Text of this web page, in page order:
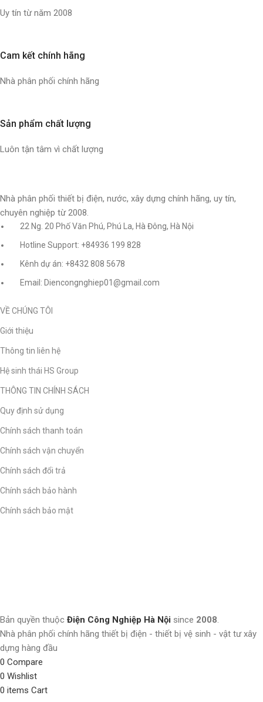
Uy tín từ năm 2008
Cam kết chính hãng
Nhà phân phối chính hãng
Sản phẩm chất lượng
Luôn tận tâm vì chất lượng
Nhà phân phối thiết bị điện, nước, xây dựng chính hãng, uy tín,
chuyên nghiệp từ 2008.
22 Ng. 20 Phố Văn Phú, Phú La, Hà Đông, Hà Nội
Hotline Support: +84936 199 828
Kênh dự án: +8432 808 5678
Email: Diencongnghiep01@gmail.com
VỀ CHÚNG TÔI
Giới thiệu
Thông tin liên hệ
Hệ sinh thái HS Group
THÔNG TIN CHÍNH SÁCH
Quy định sử dụng
Chính sách thanh toán
Chính sách vận chuyển
Chính sách đổi trả
Chính sách bảo hành
Chính sách bảo mật
Bản quyền thuộc Điện Công Nghiệp Hà Nội since 2008.
Nhà phân phối chính hãng thiết bị điện - thiết bị vệ sinh - vật tư xây
dựng hàng đầu
0 Compare
0 Wishlist
0 items Cart